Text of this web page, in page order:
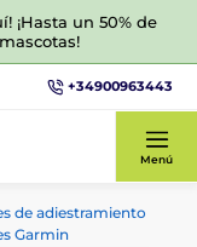
¡Hasta un 50% de
+34900963443
Menú
de adiestramiento
Garmin